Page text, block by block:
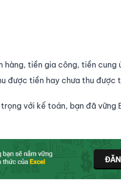
tiền gia công, tiền cung
được tiền hay chưa thu được
với kế toán, bạn đã vững